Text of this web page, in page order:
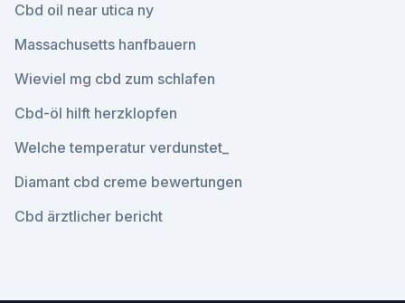
Cbd oil near utica ny
Massachusetts hanfbauern
Wieviel mg cbd zum schlafen
Cbd-öl hilft herzklopfen
Welche temperatur verdunstet_
Diamant cbd creme bewertungen
Cbd ärztlicher bericht